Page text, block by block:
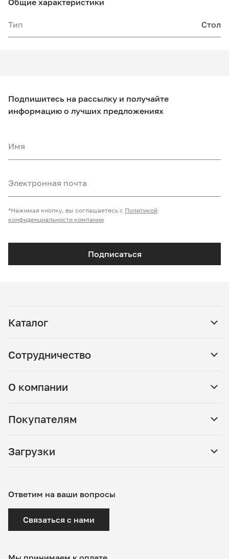
Общие характеристики
Тип Стол
Подпишитесь на рассылку и получайте
информацию о лучших предложениях
Имя
Электронная почта
Подписаться
*Нажимая кнопку, вы соглашаетесь с Политикой
конфиденциальности компании
Каталог
Сотрудничество
О компании
Покупателям
Загрузки
Ответим на ваши вопросы
Связаться с нами